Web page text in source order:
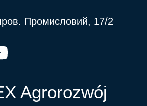
Промисловий, 17/2
Agrorozwój